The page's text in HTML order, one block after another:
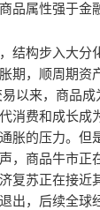
品属性强于金
结构步入大分
期，顺周期资
易以来，商品
消费和成长成
胀的压力。但
，商品牛市正
复苏正在接近
出，后续全球